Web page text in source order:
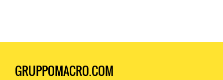
GRUPPOMACRO.COM